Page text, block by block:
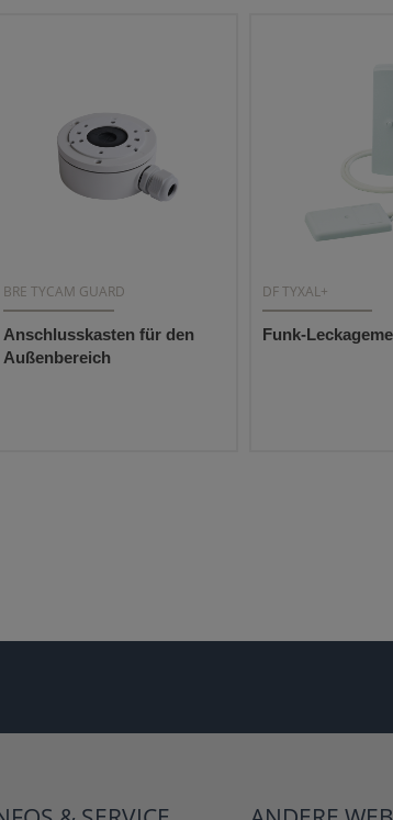
BRE TYCAM GUARD
Anschlusskasten für den
Außenbereich
DF TYXAL+
Funk-